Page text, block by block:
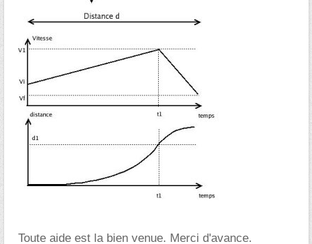
Toute aide est la bien venue. Merci d'avance.